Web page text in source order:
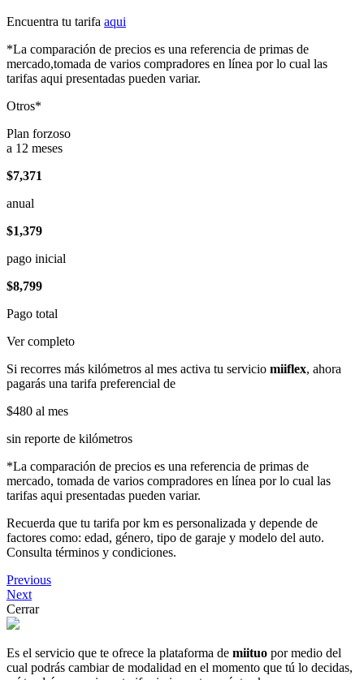
Encuentra tu tarifa aqui
*La comparación de precios es una referencia de primas de
mercado,tomada de varios compradores en línea por lo cual las
tarifas aqui presentadas pueden variar.
Otros*
Plan forzoso
a 12 meses
$7,371
anual
$1,379
pago inicial
$8,799
Pago total
Ver completo
Si recorres más kilómetros al mes activa tu servicio miiflex, ahora
pagarás una tarifa preferencial de
$480 al mes
sin reporte de kilómetros
*La comparación de precios es una referencia de primas de
mercado, tomada de varios compradores en línea por lo cual las
tarifas aqui presentadas pueden variar.
Recuerda que tu tarifa por km es personalizada y depende de
factores como: edad, género, tipo de garaje y modelo del auto.
Consulta términos y condiciones.
Previous
Next
Cerrar
Es el servicio que te ofrece la plataforma de miituo por medio del
cual podrás cambiar de modalidad en el momento que tú lo decidas,